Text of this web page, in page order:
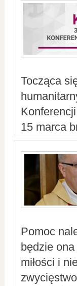
Tocząca
15 marca
Pomoc
będzie
miłości i